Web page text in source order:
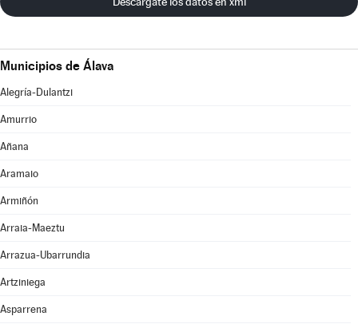
Municipios de Álava
Alegría-Dulantzi
Amurrio
Añana
Aramaio
Armiñón
Arraia-Maeztu
Arrazua-Ubarrundia
Artziniega
Asparrena